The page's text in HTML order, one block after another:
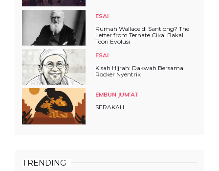
ESAI
Rumah Wallace di Santiong? The
Letter from Ternate Cikal Bakal
Teori Evolusi
ESAI
Kisah Hijrah: Dakwah Bersama
Rocker Nyentrik
EMBUN JUM'AT
SERAKAH
TRENDING